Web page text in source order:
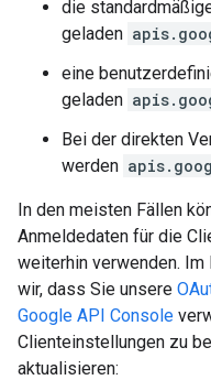
die
geladen
eine
geladen
Bei der direkten
werden
In den meisten Fällen
Anmeldedaten für die
weiterhin verwenden.
wir, dass Sie unsere
Google API Console
Clienteinstellungen zu
aktualisieren: